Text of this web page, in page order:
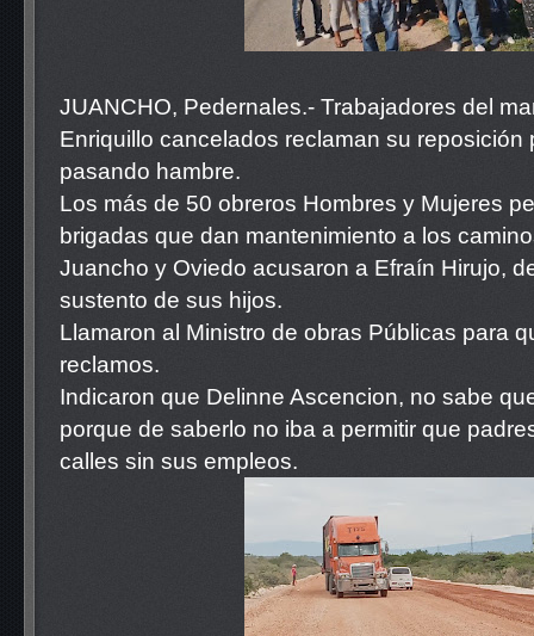
JUANCHO, Pedernales.- Trabajadores del
Enriquillo cancelados reclaman su reposición
pasando hambre.
Los más de 50 obreros Hombres y Mujeres
brigadas que dan mantenimiento a los
Juancho y Oviedo acusaron a Efraín Hirujo,
sustento de sus hijos.
Llamaron al Ministro de obras Públicas para
reclamos.
Indicaron que Delinne Ascencion, no sabe
porque de saberlo no iba a permitir que
calles sin sus empleos.